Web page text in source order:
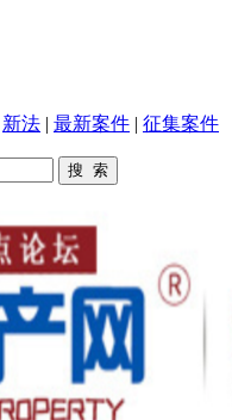
新法 | 最新案件 | 征集案件